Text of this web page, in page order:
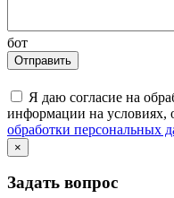
бот
Я даю согласие на
информации на условиях,
обработки персональных
×
Задать вопрос